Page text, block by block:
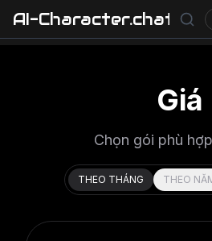
AI-Character.chat
Giá
Chọn gói phù
THEO THÁNG THEO